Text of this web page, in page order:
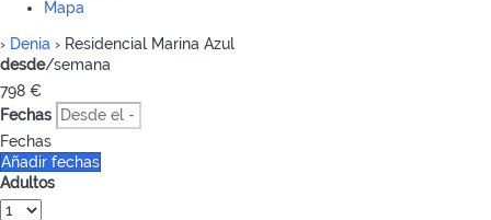
Mapa
› Denia › Residencial Marina Azul
desde/semana
798 €
Fechas
Fechas
Añadir fechas
Adultos